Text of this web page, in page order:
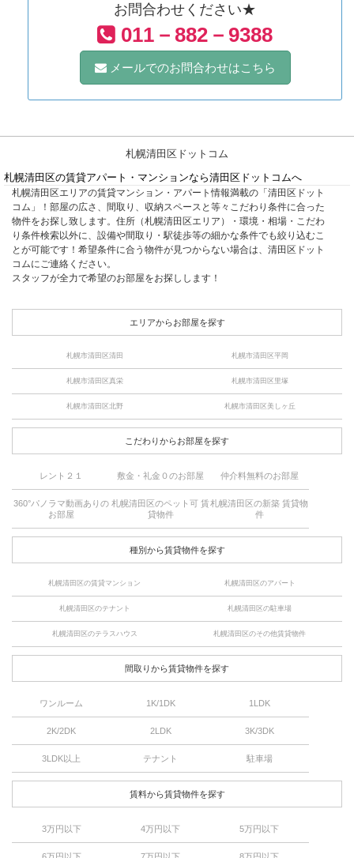
お問合わせください★
011－882－9388
メールでのお問合わせはこちら
札幌清田区ドットコム
札幌清田区の賃貸アパート・マンションなら清田区ドットコムへ
札幌清田区エリアの賃貸マンション・アパート情報満載の「清田区ドット
コム」！部屋の広さ、間取り、収納スペースと等々こだわり条件に合った
物件をお探し致します。住所（札幌清田区エリア）・環境・相場・こだわ
り条件検索以外に、設備や間取り・駅徒歩等の細かな条件でも絞り込むこ
とが可能です！希望条件に合う物件が見つからない場合は、清田区ドット
コムにご連絡ください。
スタッフが全力で希望のお部屋をお探しします！
エリアからお部屋を探す
札幌市清田区清田 札幌市清田区平岡
札幌市清田区真栄 札幌市清田区里塚
札幌市清田区北野 札幌市清田区美しヶ丘
こだわりからお部屋を探す
レント２１ 敷金・礼金０のお部屋 仲介料無料のお部屋
360°パノラマ動画ありの
お部屋
札幌清田区のペット可 賃
貸物件
札幌清田区の新築 賃貸物
件
種別から賃貸物件を探す
札幌清田区の賃貸マンション 札幌清田区のアパート
札幌清田区のテナント 札幌清田区の駐車場
札幌清田区のテラスハウス 札幌清田区のその他賃貸物件
間取りから賃貸物件を探す
ワンルーム 1K/1DK 1LDK
2K/2DK 2LDK 3K/3DK
3LDK以上 テナント 駐車場
賃料から賃貸物件を探す
3万円以下 4万円以下 5万円以下